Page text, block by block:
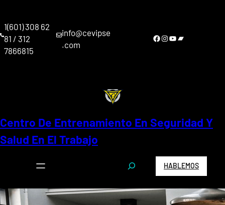
contenido
1(601) 308 62
81 / 312
7866815
info@cevipse
.com
Facebook Instagram YouTube Bandcamp
Centro De Entrenamiento En Seguridad Y
Salud En El Trabajo
S
e
r
HABLEMOS